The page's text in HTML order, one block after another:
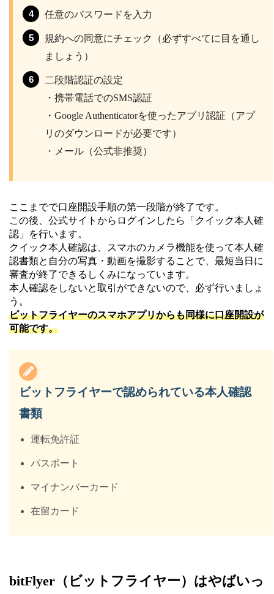
任意のパスワードを入力
規約への同意にチェック（必ずすべてに目を通し
ましょう）
二段階認証の設定
・携帯電話でのSMS認証
・Google Authenticatorを使ったアプリ認証（アプ
リのダウンロードが必要です）
・メール（公式非推奨）
ここまでで口座開設手順の第一段階が終了です。
この後、公式サイトからログインしたら「クイック本人確
認」を行います。
クイック本人確認は、スマホのカメラ機能を使って本人確
認書類と自分の写真・動画を撮影することで、最短当日に
審査が終了できるしくみになっています。
本人確認をしないと取引ができないので、必ず行いましょ
う。
ビットフライヤーのスマホアプリからも同様に口座開設が
可能です。
ビットフライヤーで認められている本人確認
書類
運転免許証
パスポート
マイナンバーカード
在留カード
bitFlyer（ビットフライヤー）はやばいっ